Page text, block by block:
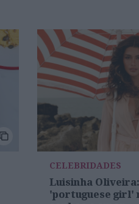
CELEBRIDADES
Luisinha
'portuguese girl'